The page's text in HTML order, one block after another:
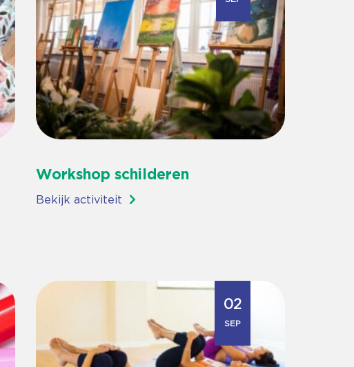
Workshop schilderen
Bekijk activiteit
02
SEP